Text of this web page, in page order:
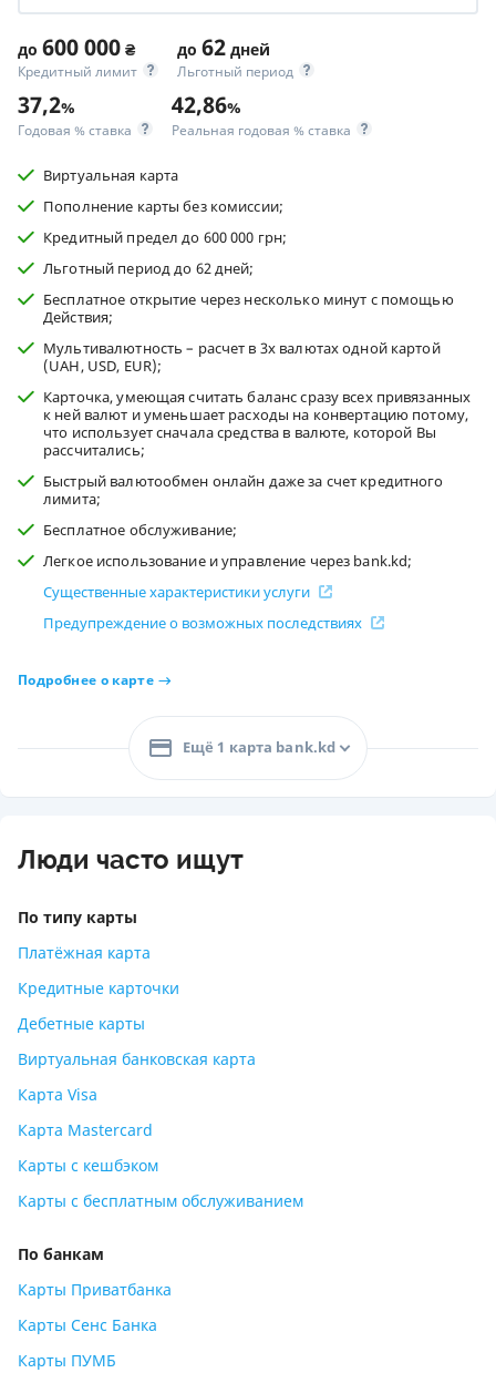
до 600 000 ₴
Кредитный лимит
до 62 дней
Льготный период
37,2%
Годовая % ставка
42,86%
Реальная годовая % ставка
Виртуальная карта
Пополнение карты без комиссии;
Кредитный предел до 600 000 грн;
Льготный период до 62 дней;
Бесплатное открытие через несколько минут с помощью
Действия;
Мультивалютность – расчет в 3х валютах одной картой
(UAH, USD, EUR);
Карточка, умеющая считать баланс сразу всех привязанных
к ней валют и уменьшает расходы на конвертацию потому,
что использует сначала средства в валюте, которой Вы
рассчитались;
Быстрый валютообмен онлайн даже за счет кредитного
лимита;
Бесплатное обслуживание;
Легкое использование и управление через bank.kd;
Существенные характеристики услуги
Предупреждение о возможных последствиях
Подробнее о карте
Ещё 1 карта bank.kd
Люди часто ищут
По типу карты
Платёжная карта
Кредитные карточки
Дебетные карты
Виртуальная банковская карта
Карта Visa
Карта Mastercard
Карты с кешбэком
Карты с бесплатным обслуживанием
По банкам
Карты Приватбанка
Карты Сенс Банка
Карты ПУМБ